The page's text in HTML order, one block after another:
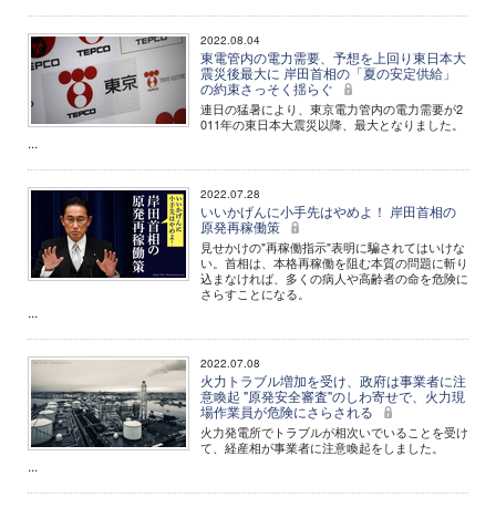
2022.08.04
東電管内の電力需要、予想を上回り東日本大
震災後最大に 岸田首相の「夏の安定供給」
の約束さっそく揺らぐ
連日の猛暑により、東京電力管内の電力需要が2
011年の東日本大震災以降、最大となりました。
...
2022.07.28
いいかげんに小手先はやめよ！ 岸田首相の
原発再稼働策
見せかけの"再稼働指示"表明に騙されてはいけな
い。首相は、本格再稼働を阻む本質の問題に斬り
込まなければ、多くの病人や高齢者の命を危険に
さらすことになる。
...
2022.07.08
火力トラブル増加を受け、政府は事業者に注
意喚起 "原発安全審査"のしわ寄せで、火力現
場作業員が危険にさらされる
火力発電所でトラブルが相次いでいることを受け
て、経産相が事業者に注意喚起をしました。
...